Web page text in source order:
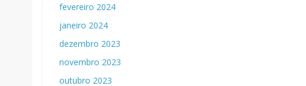
fevereiro 2024
janeiro 2024
dezembro 2023
novembro 2023
outubro 2023